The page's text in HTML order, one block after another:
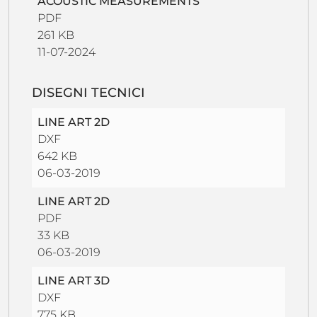
PDF
261 KB
11-07-2024
DISEGNI TECNICI
LINE ART 2D
DXF
642 KB
06-03-2019
LINE ART 2D
PDF
33 KB
06-03-2019
LINE ART 3D
DXF